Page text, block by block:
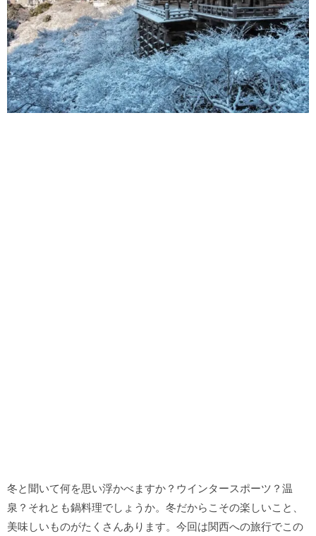
冬と聞いて何を思い浮かべますか？ウインタースポーツ？温
泉？それとも鍋料理でしょうか。冬だからこその楽しいこと、
美味しいものがたくさんあります。今回は関西への旅行でこの